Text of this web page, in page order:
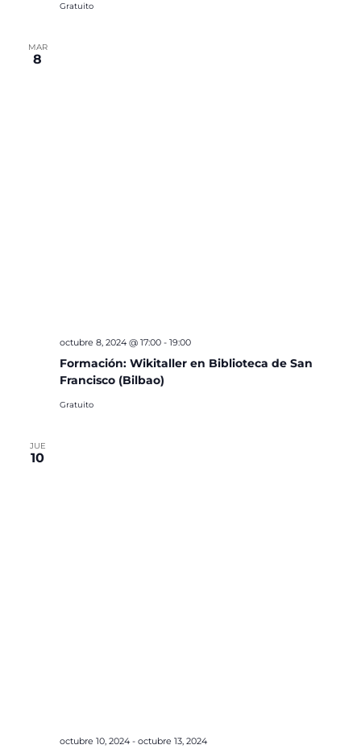
Gratuito
MAR
8
Formación: Wikitaller en Biblioteca de San
Francisco (Bilbao)
octubre 8, 2024 @ 17:00- 19:00
Gratuito
JUE
10
octubre 10, 2024- octubre 13, 2024